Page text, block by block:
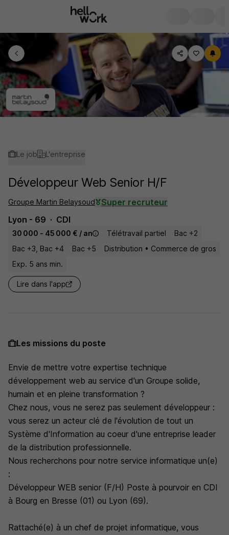
Le job L'entreprise
Développeur Web Senior H/F
Groupe Martin Belaysoud
Super recruteur
Lyon - 69
CDI
30 000 - 45 000 € / an Télétravail partiel
Bac +2
Bac +3, Bac +4
Bac +5
Distribution • Commerce de gros
Exp. 5 ans min.
Lire dans l'app
Les missions du poste
Envie de mettre votre expertise technique
développement web au service d'un Groupe solide,
humain et en pleine transformation ?
Chez nous, vous ne serez pas seulement développeur :
vous serez un acteur clé de l'évolution de tout un
Système d'Information au coeur d'une entreprise leader
de la distribution professionnelle.
Nous recherchons pour notre service informatique un(e)
:
Développeur WEB senior (F/H) Poste à pourvoir en CDI
à Bourg en Bresse (01) ou Lyon (69).
Rattaché(e) à un chef de projet informatique, vous